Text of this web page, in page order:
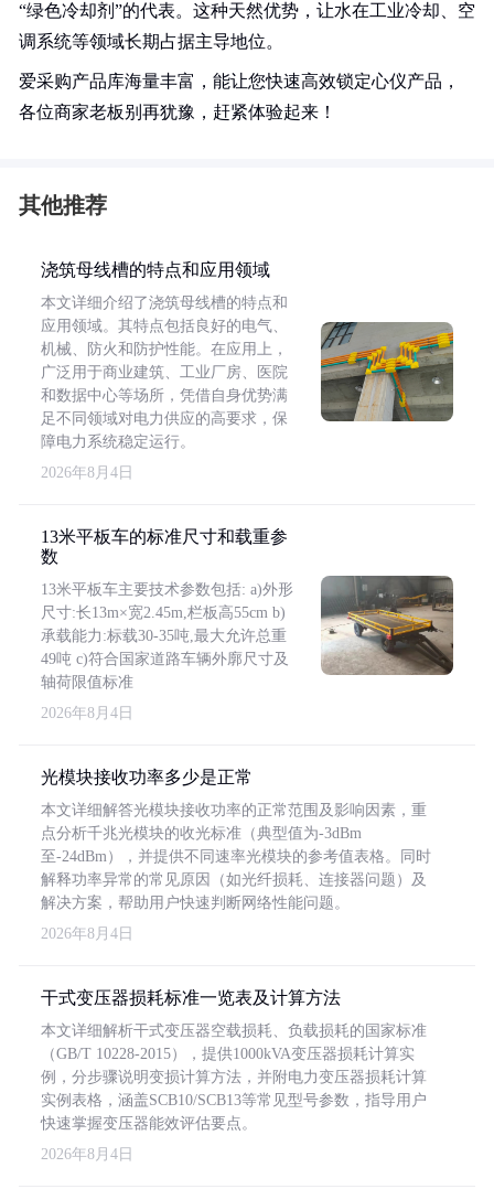
“绿色冷却剂”的代表。这种天然优势，让水在工业冷却、空
调系统等领域长期占据主导地位。
爱采购产品库海量丰富，能让您快速高效锁定心仪产品，
各位商家老板别再犹豫，赶紧体验起来！
其他推荐
浇筑母线槽的特点和应用领域
本文详细介绍了浇筑母线槽的特点和
应用领域。其特点包括良好的电气、
机械、防火和防护性能。在应用上，
广泛用于商业建筑、工业厂房、医院
和数据中心等场所，凭借自身优势满
足不同领域对电力供应的高要求，保
障电力系统稳定运行。
2026年8月4日
13米平板车的标准尺寸和载重参
数
13米平板车主要技术参数包括: a)外形
尺寸:长13m×宽2.45m,栏板高55cm b)
承载能力:标载30-35吨,最大允许总重
49吨 c)符合国家道路车辆外廓尺寸及
轴荷限值标准
2026年8月4日
光模块接收功率多少是正常
本文详细解答光模块接收功率的正常范围及影响因素，重
点分析千兆光模块的收光标准（典型值为-3dBm
至-24dBm），并提供不同速率光模块的参考值表格。同时
解释功率异常的常见原因（如光纤损耗、连接器问题）及
解决方案，帮助用户快速判断网络性能问题。
2026年8月4日
干式变压器损耗标准一览表及计算方法
本文详细解析干式变压器空载损耗、负载损耗的国家标准
（GB/T 10228-2015），提供1000kVA变压器损耗计算实
例，分步骤说明变损计算方法，并附电力变压器损耗计算
实例表格，涵盖SCB10/SCB13等常见型号参数，指导用户
快速掌握变压器能效评估要点。
2026年8月4日